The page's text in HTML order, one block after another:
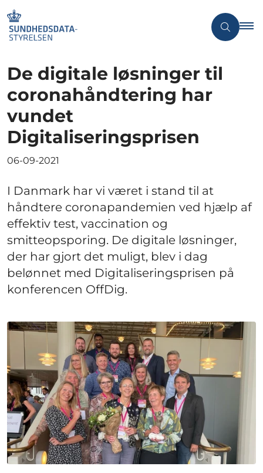
De digitale løsninger til
coronahåndtering har
vundet
Digitaliseringsprisen
06-09-2021
I Danmark har vi været i stand til at
håndtere coronapandemien ved hjælp af
effektiv test, vaccination og
smitteopsporing. De digitale løsninger,
der har gjort det muligt, blev i dag
belønnet med Digitaliseringsprisen på
konferencen OffDig.